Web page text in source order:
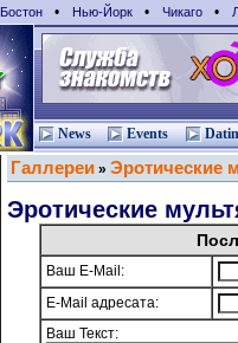
Бостон • Нью-Йорк • Чикаго •
News Events
Галлереи » Эротические
Эротические
Ваш E-Mail:
E-Mail адресата:
Ваш Текст: